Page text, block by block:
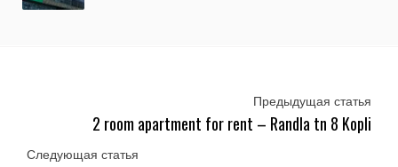
Предыдущая статья
2 room apartment for rent – Randla tn 8 Kopli
Следующая статья